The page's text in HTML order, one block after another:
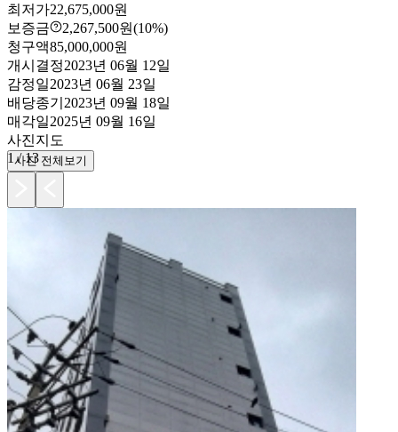
최저가22,675,000원
보증금
2,267,500원(10%)
청구액85,000,000원
개시결정2023년 06월 12일
감정일2023년 06월 23일
배당종기 2023년 09월 18일
매각일2025년 09월 16일
사진지도
1 /13
사진 전체보기